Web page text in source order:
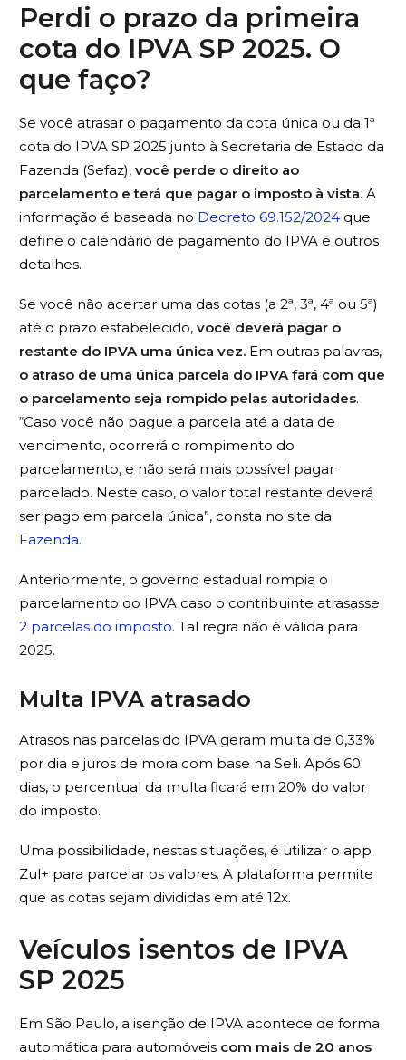
Perdi o prazo da primeira
cota do IPVA SP 2025. O
que faço?
Se você atrasar o pagamento da cota única ou da 1ª
cota do IPVA SP 2025 junto à Secretaria de Estado da
Fazenda (Sefaz), você perde o direito ao
parcelamento e terá que pagar o imposto à vista. A
informação é baseada no Decreto 69.152/2024 que
define o calendário de pagamento do IPVA e outros
detalhes.
Se você não acertar uma das cotas (a 2ª, 3ª, 4ª ou 5ª)
até o prazo estabelecido, você deverá pagar o
restante do IPVA uma única vez. Em outras palavras,
o atraso de uma única parcela do IPVA fará com que
o parcelamento seja rompido pelas autoridades.
“Caso você não pague a parcela até a data de
vencimento, ocorrerá o rompimento do
parcelamento, e não será mais possível pagar
parcelado. Neste caso, o valor total restante deverá
ser pago em parcela única”, consta no site da
Fazenda.
Anteriormente, o governo estadual rompia o
parcelamento do IPVA caso o contribuinte atrasasse
2 parcelas do imposto. Tal regra não é válida para
2025.
Multa IPVA atrasado
Atrasos nas parcelas do IPVA geram multa de 0,33%
por dia e juros de mora com base na Seli. Após 60
dias, o percentual da multa ficará em 20% do valor
do imposto.
Uma possibilidade, nestas situações, é utilizar o app
Zul+ para parcelar os valores. A plataforma permite
que as cotas sejam divididas em até 12x.
Veículos isentos de IPVA
SP 2025
Em São Paulo, a isenção de IPVA acontece de forma
automática para automóveis com mais de 20 anos